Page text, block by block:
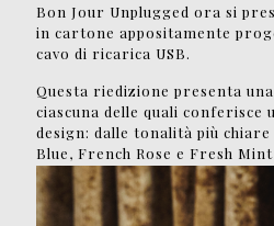
Bon Jour Unplugged ora si
in cartone appositamente
cavo di ricarica USB.
Questa riedizione presenta
ciascuna delle quali conferisce
design: dalle tonalità più chiare
Blue, French Rose e Fresh
Grey e Black Chrome. Le
Chrome rimangono
all’originale.